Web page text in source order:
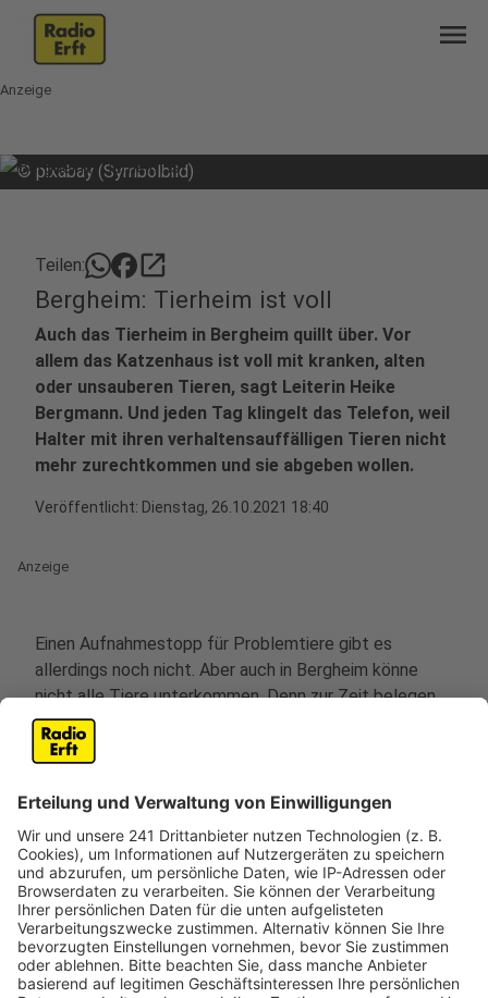
menu
Anzeige
© pixabay (Symbolbild)
Teilen: open_in_new
Bergheim: Tierheim ist voll
Auch das Tierheim in Bergheim quillt über. Vor
allem das Katzenhaus ist voll mit kranken, alten
oder unsauberen Tieren, sagt Leiterin Heike
Bergmann. Und jeden Tag klingelt das Telefon, weil
Halter mit ihren verhaltensauffälligen Tieren nicht
mehr zurechtkommen und sie abgeben wollen.
Veröffentlicht: Dienstag, 26.10.2021 18:40
Anzeige
Einen Aufnahmestopp für Problemtiere gibt es
allerdings noch nicht. Aber auch in Bergheim könne
nicht alle Tiere unterkommen. Denn zur Zeit belegen
Hunde-Welpen, die in Quarantäne sind in den nächsten
Woche die Plätze. Außerdem fehle die Zeit, sich
Leiterin. Viele der Problemtiere kommen aus dem
Ausland, wie zum Beispiel in einem Fall hier im Kreis.
Zwei Hunde aus Rumänien leben seit einem halben
Jahr bei einem Paar im Garten und lassen sich nicht
anfassen. Fünf Hundetrainer haben sich bereits
erfolglos an den schnappenden und beißenden Tieren
versucht, heißt es. Die Besitzer wollen sie jetzt
abgeben. Das Tierheim kann aber nicht alle schwierige